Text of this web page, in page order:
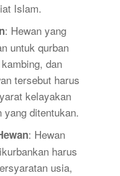
Islam.
: Hewan yang
untuk qurban
dan
tersebut harus
kelayakan
yang ditentukan.
: Hewan
harus
usia,